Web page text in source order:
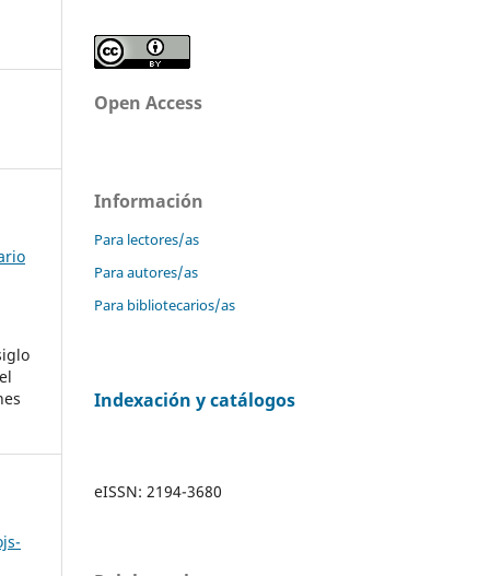
Open Access
Información
Para lectores/as
Para autores/as
Para bibliotecarios/as
Indexación y catálogos
eISSN: 2194-3680